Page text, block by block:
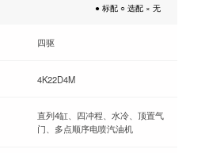
● 标配 ○ 选配 × 无
四驱
4K22D4M
直列4缸、四冲程、水冷、顶置气
门、多点顺序电喷汽油机